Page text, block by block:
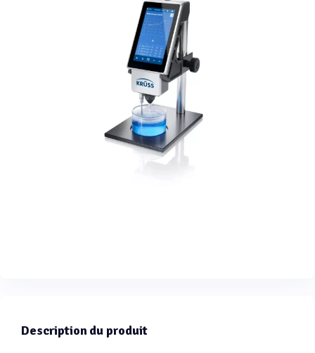
Description du produit